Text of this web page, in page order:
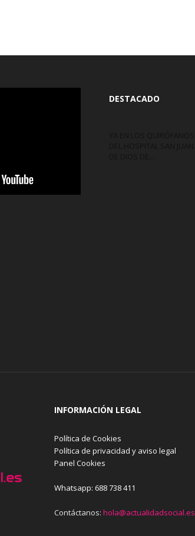
DESTACADO
INFORMACIÓN LEGAL
Política de Cookies
Política de privacidad y aviso legal
Panel Cookies
Whatsapp: 688 738 411
Contáctanos: hola@actualidadsocial.es